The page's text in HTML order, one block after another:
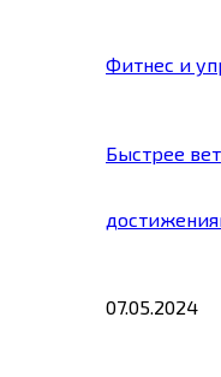
Фитнес и
Быстрее
07.05.2024